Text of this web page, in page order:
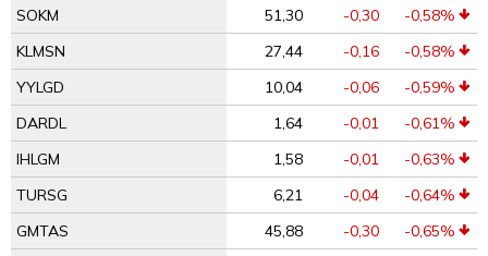
SOKM
51,30 -0,30
-0,58%
KLMSN
27,44 -0,16
-0,58%
YYLGD
10,04 -0,06
-0,59%
DARDL
1,64 -0,01
-0,61%
IHLGM
1,58 -0,01
-0,63%
TURSG
6,21 -0,04
-0,64%
GMTAS
45,88 -0,30
-0,65%